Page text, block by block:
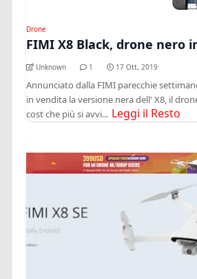
Drone
FIMI X8 Black, drone nero
Unknown 1 17 Ott, 2019
Annunciato dalla FIMI parecchie
in vendita la versione nera dell' X8, il
cost che più si avvi... Leggi il Resto